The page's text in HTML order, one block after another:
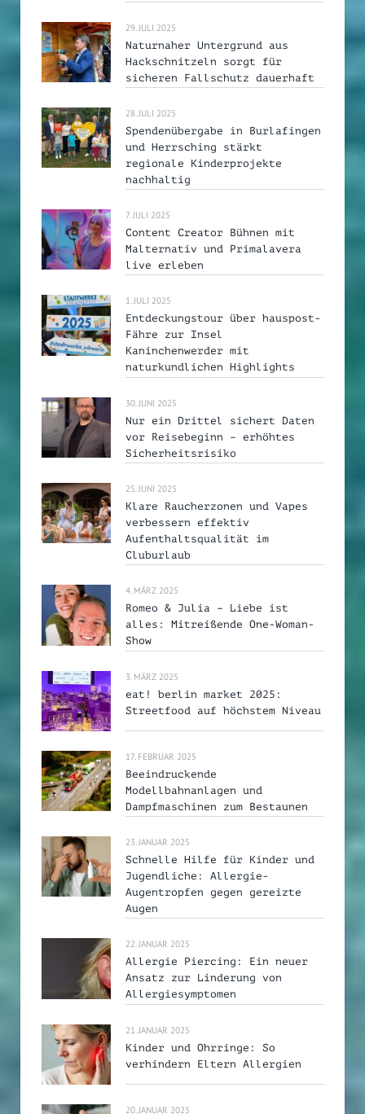
29. JULI 2025
Naturnaher Untergrund aus
Hackschnitzeln sorgt für
sicheren Fallschutz dauerhaft
28. JULI 2025
Spendenübergabe in Burlafingen
und Herrsching stärkt
regionale Kinderprojekte
nachhaltig
7. JULI 2025
Content Creator Bühnen mit
Malternativ und Primalavera
live erleben
1. JULI 2025
Entdeckungstour über hauspost-
Fähre zur Insel
Kaninchenwerder mit
naturkundlichen Highlights
30. JUNI 2025
Nur ein Drittel sichert Daten
vor Reisebeginn – erhöhtes
Sicherheitsrisiko
25. JUNI 2025
Klare Raucherzonen und Vapes
verbessern effektiv
Aufenthaltsqualität im
Cluburlaub
4. MÄRZ 2025
Romeo & Julia – Liebe ist
alles: Mitreißende One-Woman-
Show
3. MÄRZ 2025
eat! berlin market 2025:
Streetfood auf höchstem Niveau
17. FEBRUAR 2025
Beeindruckende
Modellbahnanlagen und
Dampfmaschinen zum Bestaunen
23. JANUAR 2025
Schnelle Hilfe für Kinder und
Jugendliche: Allergie-
Augentropfen gegen gereizte
Augen
22. JANUAR 2025
Allergie Piercing: Ein neuer
Ansatz zur Linderung von
Allergiesymptomen
21. JANUAR 2025
Kinder und Ohrringe: So
verhindern Eltern Allergien
20. JANUAR 2025